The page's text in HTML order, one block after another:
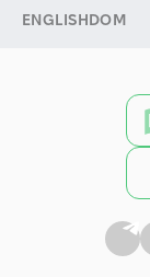
ENGLISHDOM